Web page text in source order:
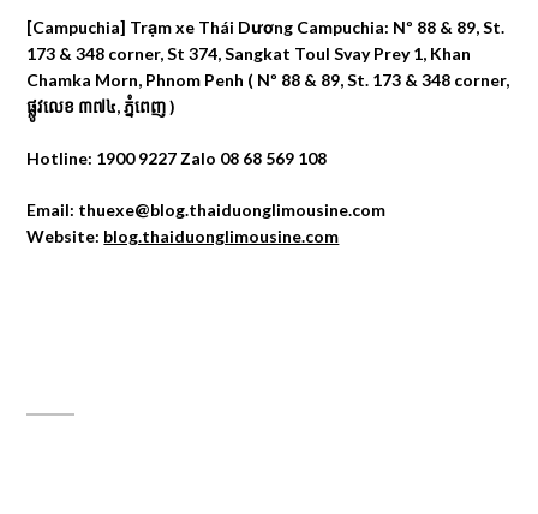
[Campuchia] Trạm xe Thái Dương Campuchia: Nº 88 & 89, St.
173 & 348 corner, St 374, Sangkat Toul Svay Prey 1, Khan
Chamka Morn, Phnom Penh ( Nº 88 & 89, St. 173 & 348 corner,
ផ្លូវលេខ ៣៧៤, ភ្នំពេញ )
Hotline: 1900 9227 Zalo 08 68 569 108
Email: thuexe@blog.thaiduonglimousine.com
Website: blog.thaiduonglimousine.com